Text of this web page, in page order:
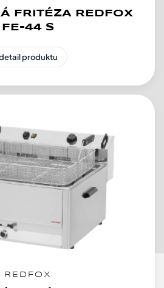
FRITÉZA REDFOX
FE-44 S
produktu
REDFOX